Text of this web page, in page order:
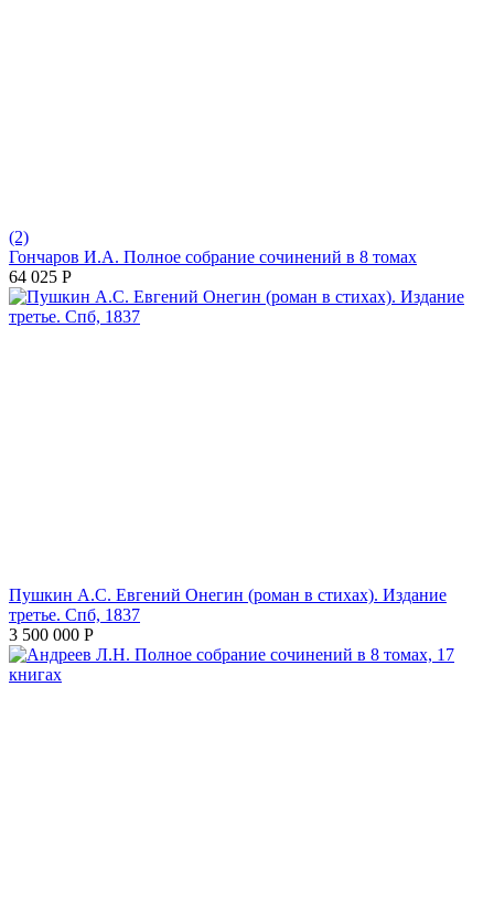
(2)
Гончаров И.А. Полное собрание сочинений в 8 томах
64 025 Р
Пушкин А.С. Евгений Онегин (роман в стихах). Издание
третье. Спб, 1837
3 500 000 Р